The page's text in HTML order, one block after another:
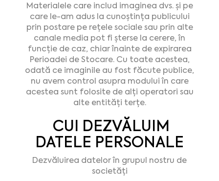
Materialele care includ imaginea dvs. și pe
care le-am adus la cunoștința publicului
prin postare pe rețele sociale sau prin alte
canale media pot fi șterse la cerere, în
funcție de caz, chiar înainte de expirarea
Perioadei de Stocare. Cu toate acestea,
odată ce imaginile au fost făcute publice,
nu avem control asupra modului în care
acestea sunt folosite de alți operatori sau
alte entități terțe.
CUI DEZVĂLUIM
DATELE PERSONALE
Dezvăluirea datelor în grupul nostru de
societăți